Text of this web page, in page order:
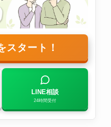
スタート！
LINE相談
24時間受付